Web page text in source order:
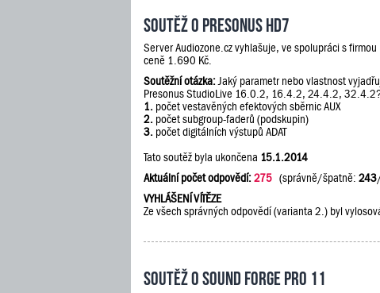
Soutěž o PreSonus HD7
Server Audiozone.cz vyhlašuje, ve spolupráci s firmou
ceně 1.690 Kč.
Soutěžní otázka: Jaký parametr nebo vlastnost
Presonus StudioLive 16.0.2, 16.4.2, 24.4.2,
1. počet vestavěných efektových sběrnic AUX
2. počet subgroup-faderů (podskupin)
3. počet digitálních výstupů ADAT
Tato soutěž byla ukončena 15.1.2014
Aktuální počet odpovědí:275 (správně/špatně: 243
VYHLÁŠENÍ VÍTĚZE
Ze všech správných odpovědí (varianta 2.) byl
Soutěž o Sound Forge Pro 11